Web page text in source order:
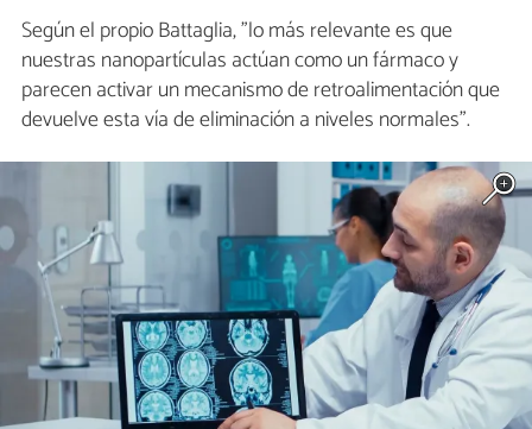
Según el propio Battaglia, "lo más relevante es que
nuestras nanopartículas actúan como un fármaco y
parecen activar un mecanismo de retroalimentación que
devuelve esta vía de eliminación a niveles normales".